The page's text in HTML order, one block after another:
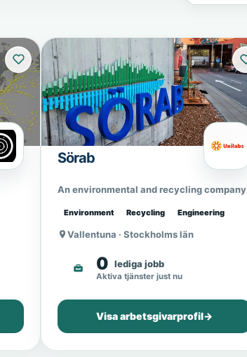
Sörab
An environmental and recycling company
Environment Recycling Engineering
Vallentuna · Stockholms län
0 lediga jobb
Aktiva tjänster just nu
Visa arbetsgivarprofil→